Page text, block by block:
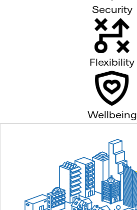
Security
Flexibility
Wellbeing